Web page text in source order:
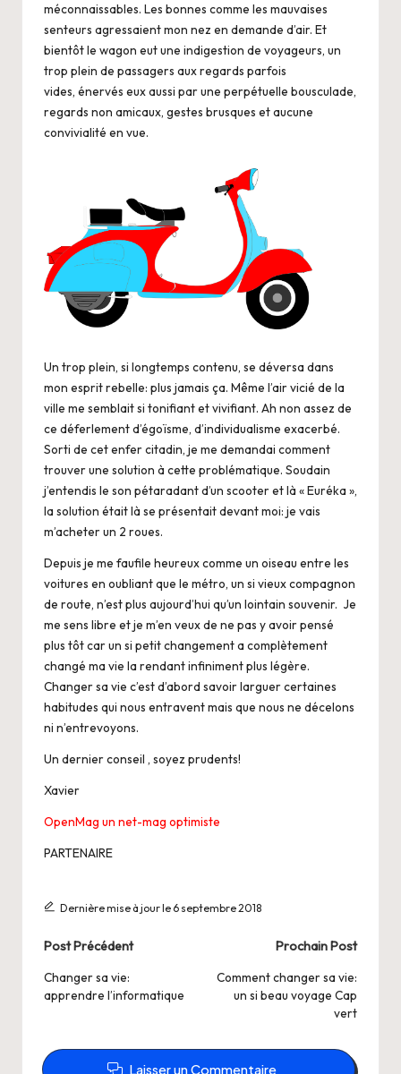
méconnaissables. Les bonnes comme les mauvaises
senteurs agressaient mon nez en demande d’air. Et
bientôt le wagon eut une indigestion de voyageurs, un
trop plein de passagers aux regards parfois
vides, énervés eux aussi par une perpétuelle bousculade,
regards non amicaux, gestes brusques et aucune
convivialité en vue.
Un trop plein, si longtemps contenu, se déversa dans
mon esprit rebelle: plus jamais ça. Même l’air vicié de la
ville me semblait si tonifiant et vivifiant. Ah non assez de
ce déferlement d’égoïsme, d’individualisme exacerbé.
Sorti de cet enfer citadin, je me demandai comment
trouver une solution à cette problématique. Soudain
j’entendis le son pétaradant d’un scooter et là « Euréka »,
la solution était là se présentait devant moi: je vais
m’acheter un 2 roues.
Depuis je me faufile heureux comme un oiseau entre les
voitures en oubliant que le métro, un si vieux compagnon
de route, n’est plus aujourd’hui qu’un lointain souvenir. Je
me sens libre et je m’en veux de ne pas y avoir pensé
plus tôt car un si petit changement a complètement
changé ma vie la rendant infiniment plus légère.
Changer sa vie c’est d’abord savoir larguer certaines
habitudes qui nous entravent mais que nous ne décelons
ni n’entrevoyons.
Un dernier conseil , soyez prudents!
Xavier
OpenMag un net-mag optimiste
PARTENAIRE
Dernière mise à jour le 6 septembre 2018
Post
navigation
Post Précédent
Changer sa vie:
apprendre l’informatique
Prochain Post
Comment changer sa vie:
un si beau voyage Cap
vert
Laisser un Commentaire